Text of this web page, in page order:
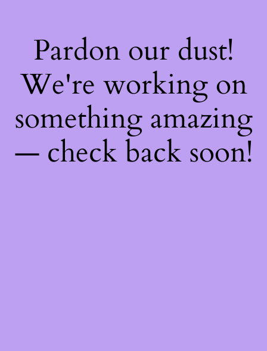
Pardon our dust!
We're working on
something amazing
— check back soon!